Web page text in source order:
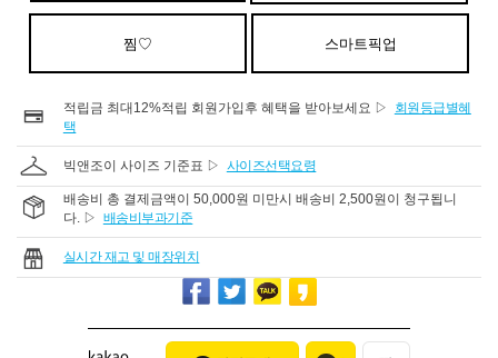
찜♡ 스마트픽업
적립금 최대12%적립 회원가입후 혜택을 받아보세요 ▷
회원등급별혜
택
빅앤조이 사이즈 기준표 ▷ 사이즈선택요령
배송비 총 결제금액이 50,000원 미만시 배송비 2,500원이 청구됩니
다. ▷ 배송비부과기준
실시간 재고 및 매장위치